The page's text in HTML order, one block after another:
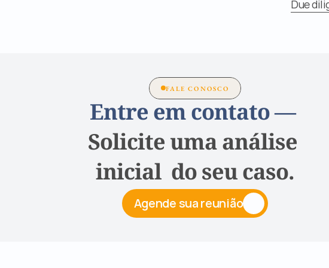
Due
FALE CONOSCO
Entre em contato —
Solicite uma análise
inicial  do seu caso.
Agende sua reunião